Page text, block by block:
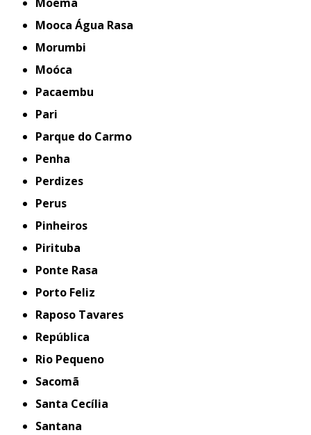
Mooca Água Rasa
Morumbi
Moóca
Pacaembu
Pari
Parque do Carmo
Penha
Perdizes
Perus
Pinheiros
Pirituba
Ponte Rasa
Porto Feliz
Raposo Tavares
República
Rio Pequeno
Sacomã
Santa Cecília
Santana